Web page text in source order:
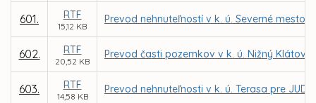
601. RTF
15,12 KB
Prevod nehnuteľností v k. ú. Severné mesto
602. RTF
20,52 KB
Prevod časti pozemkov v k. ú. Nižný Klátov
603. RTF
14,58 KB
Prevod nehnuteľnosti v k. ú. Terasa pre